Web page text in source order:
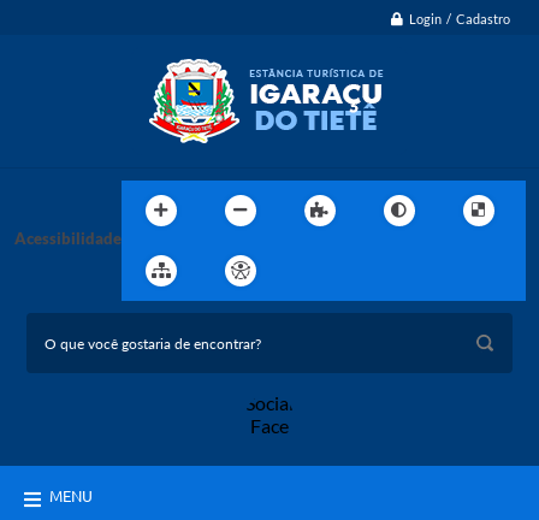
Login / Cadastro
Acessibilidade
MENU